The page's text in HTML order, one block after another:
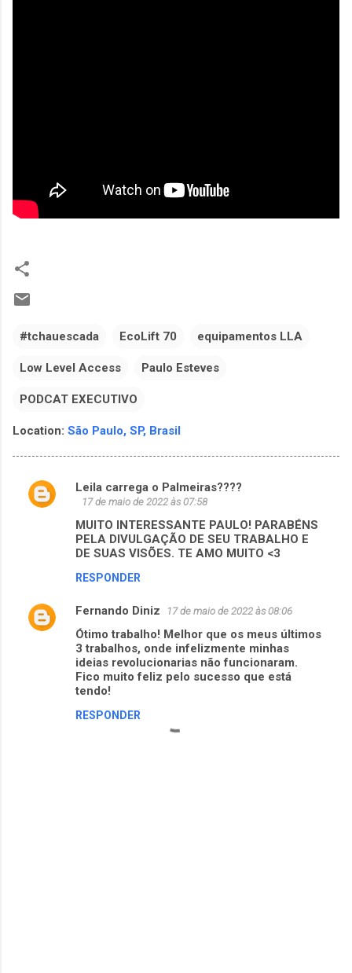
#tchauescada EcoLift 70 equipamentos LLA
Low Level Access Paulo Esteves
PODCAT EXECUTIVO
Location: São Paulo, SP, Brasil
C
t
á
Leila carrega o Palmeiras????
17 de maio de 2022 às 07:58
MUITO INTERESSANTE PAULO! PARABÉNS
PELA DIVULGAÇÃO DE SEU TRABALHO E
DE SUAS VISÕES. TE AMO MUITO <3
RESPONDER
Fernando Diniz 17 de maio de 2022 às 08:06
Ótimo trabalho! Melhor que os meus últimos
3 trabalhos, onde infelizmente minhas
ideias revolucionarias não funcionaram.
Fico muito feliz pelo sucesso que está
tendo!
RESPONDER